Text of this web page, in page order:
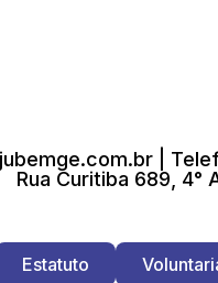
|
Rua Curitiba 689, 4°
Estatuto